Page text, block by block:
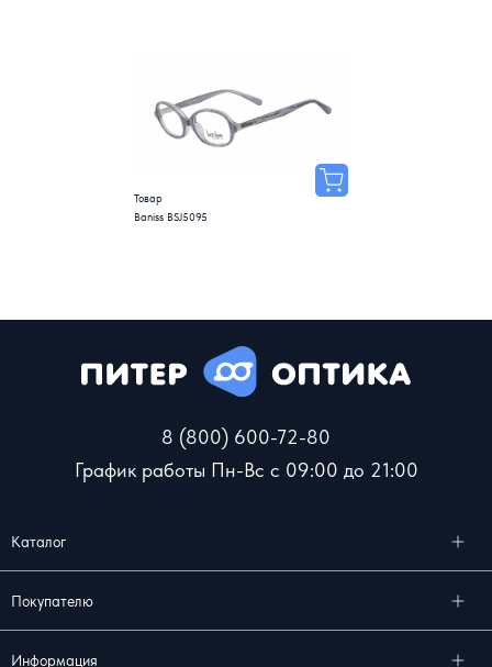
Товар
Baniss BSJ5095
8 (800) 600-72-80
График работы Пн-Вс с 09:00 до 21:00
Каталог
Покупателю
Информация